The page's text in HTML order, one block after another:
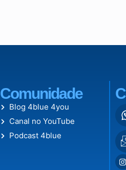
Comunidade
Blog 4blue 4you
Canal no YouTube
Podcast 4blue